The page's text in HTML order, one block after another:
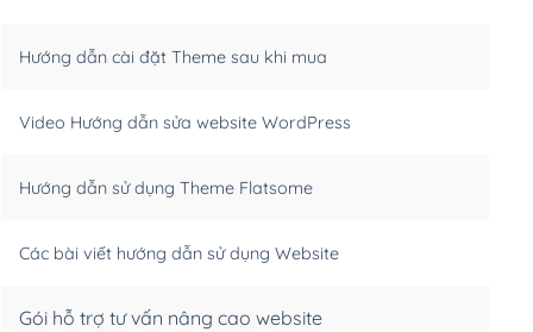
(+450,000₫)
(+950,000₫)
Hướng dẫn cài đặt Theme sau khi mua
Video Hướng dẫn sửa website WordPress
Hướng dẫn sử dụng Theme Flatsome
Các bài viết hướng dẫn sử dụng Website
Gói hỗ trợ tư vấn nâng cao website